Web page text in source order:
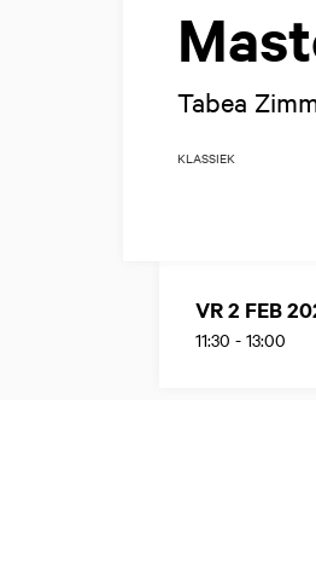
Tabea
KLASSIEK
VR 2 FEB
11:30 - 13:00